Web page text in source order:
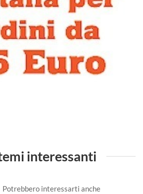
interessanti
Potrebbero interessarti anche